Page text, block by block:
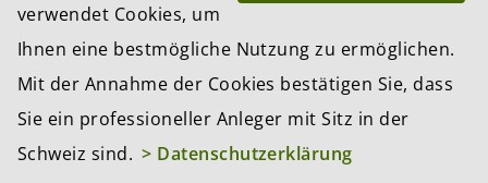
verwendet Cookies, um
Ihnen eine bestmögliche Nutzung zu ermöglichen.
Mit der Annahme der Cookies bestätigen Sie, dass
Sie ein professioneller Anleger mit Sitz in der
Schweiz sind. > Datenschutzerklärung